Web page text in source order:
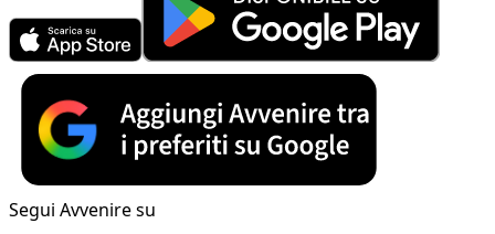
Segui Avvenire su